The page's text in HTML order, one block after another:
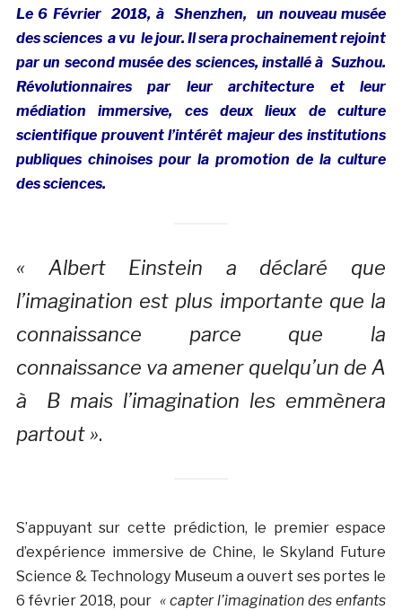
Le 6 Février 2018, à Shenzhen, un nouveau musée
des sciences a vu le jour. Il sera prochainement rejoint
par un second musée des sciences, installé à Suzhou.
Révolutionnaires par leur architecture et leur
médiation immersive, ces deux lieux de culture
scientifique prouvent l’intérêt majeur des institutions
publiques chinoises pour la promotion de la culture
des sciences.
« Albert Einstein a déclaré que
l’imagination est plus importante que la
connaissance parce que la
connaissance va amener quelqu’un de A
à B mais l’imagination les emmènera
partout ».
S’appuyant sur cette prédiction, le premier espace
d’expérience immersive de Chine, le Skyland Future
Science & Technology Museum a ouvert ses portes le
6 février 2018, pour « capter l’imagination des enfants